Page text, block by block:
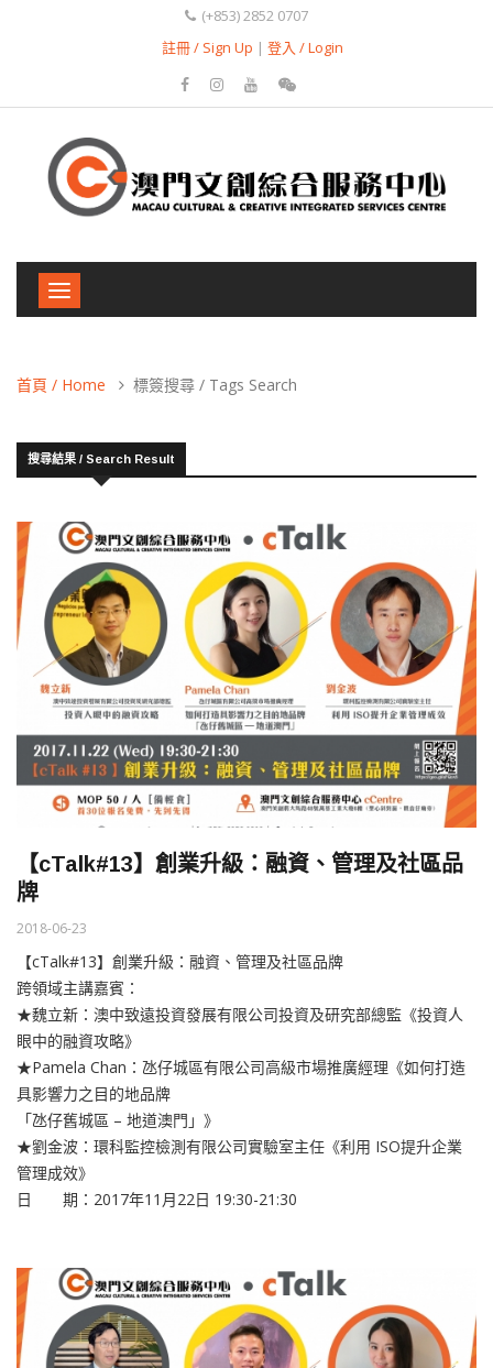
(+853) 2852 0707
註冊 / Sign Up | 登入 / Login
Toggle
navigation
首頁 / Home 標簽搜尋 / Tags Search
搜尋結果 / Search Result
【cTalk#13】創業升級：融資、管理及社區品
牌
2018-06-23
【cTalk#13】創業升級：融資、管理及社區品牌
跨領域主講嘉賓：
★魏立新：澳中致遠投資發展有限公司投資及研究部總監《投資人
眼中的融資攻略》
★Pamela Chan：氹仔城區有限公司高級市場推廣經理《如何打造
具影響力之目的地品牌
「氹仔舊城區 – 地道澳門」》
★劉金波：環科監控檢測有限公司實驗室主任《利用 ISO提升企業
管理成效》
日 期：2017年11月22日 19:30-21:30